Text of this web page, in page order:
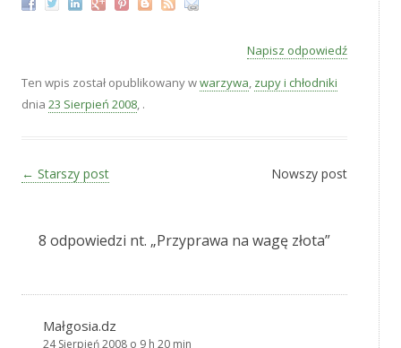
Napisz odpowiedź
Ten wpis został opublikowany wwarzywa, zupy i chłodniki
dnia 23 Sierpień 2008, .
Zobacz wpisy
← Starszy post Nowszy post
8 odpowiedzi nt. „Przyprawa na wagę złota”
Małgosia.dz
24 Sierpień 2008 o 9 h 20 min